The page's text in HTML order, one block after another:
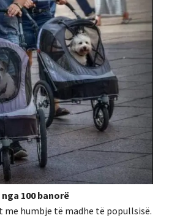
100 banorë
me humbje të madhe të popullsisë.